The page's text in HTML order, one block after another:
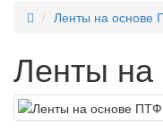
Ленты на основе
Ленты